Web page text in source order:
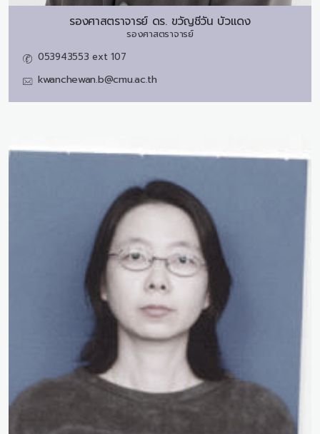
รองศาสตราจารย์ ดร. ขวัญชีวัน บัวแดง
รองศาสตราจารย์
053943553 ext 107
kwanchewan.b@cmu.ac.th